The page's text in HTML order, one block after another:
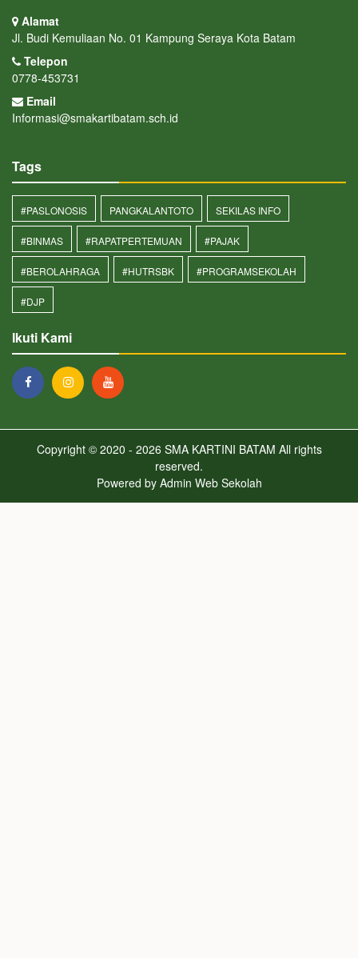
Alamat
Jl. Budi Kemuliaan No. 01 Kampung Seraya Kota Batam
Telepon
0778-453731
Email
Informasi@smakartibatam.sch.id
Tags
#PASLONOSIS PANGKALANTOTO SEKILAS INFO
#BINMAS #RAPATPERTEMUAN #PAJAK
#BEROLAHRAGA #HUTRSBK #PROGRAMSEKOLAH
#DJP
Ikuti Kami
Copyright © 2020 - 2026 SMA KARTINI BATAM All rights
reserved.
Powered by Admin Web Sekolah